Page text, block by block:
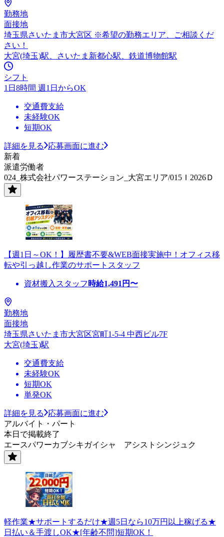
勤務地
面接地
埼玉県さいたま市大宮区 ※希望の勤務エリア、ご相談くだ
さい！
大宮(埼玉)駅、さいたま新都心駅、鉄道博物館駅
シフト
1日8時間 週1日からOK
交通費支給
未経験OK
短期OK
詳細を見る
応募画面に進む
新着
派遣労働者
024_株式会社パワーステーション_大宮エリア/015Ｉ2026Ｄ
【週1日～OK！】履歴書不要&WEB面接実施中！オフィス移
転や引っ越し作業のサポートスタッフ
資材搬入スタッフ 時給1,491 円〜
勤務地
面接地
埼玉県さいたま市大宮区宮町1-5-4 中西ビル7F
大宮(埼玉)駅
交通費支給
未経験OK
短期OK
単発OK
詳細を見る
応募画面に進む
アルバイト・パート
本日で掲載終了
エースパワーカブシキガイシャ アシストシンジュク
軽作業★サポートするだけ★週5日なら10万円以上稼げる★
日払い＆手渡しOK★[年齢不問]短期OK！